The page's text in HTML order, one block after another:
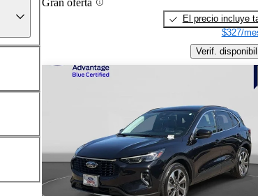
El precio incluye
$327/
Verif.